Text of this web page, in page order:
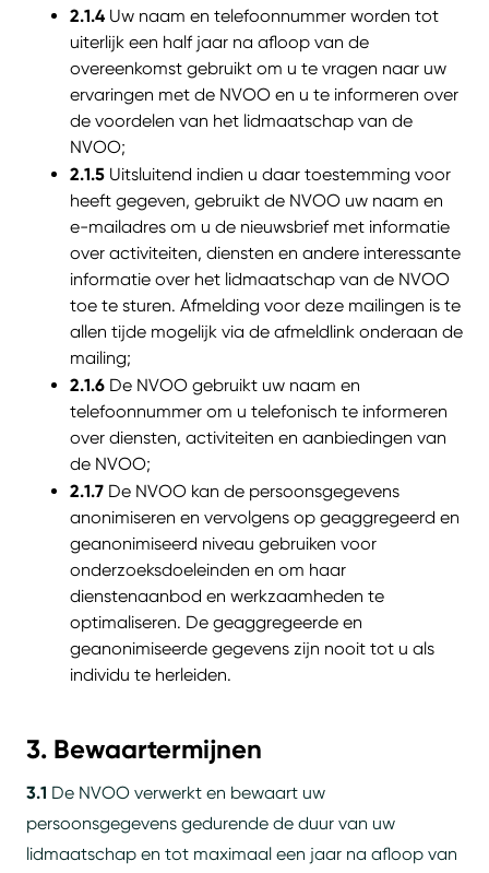
2.1.4 Uw naam en telefoonnummer worden tot
uiterlijk een half jaar na afloop van de
overeenkomst gebruikt om u te vragen naar uw
ervaringen met de NVOO en u te informeren over
de voordelen van het lidmaatschap van de
NVOO;
2.1.5 Uitsluitend indien u daar toestemming voor
heeft gegeven, gebruikt de NVOO uw naam en
e-mailadres om u de nieuwsbrief met informatie
over activiteiten, diensten en andere interessante
informatie over het lidmaatschap van de NVOO
toe te sturen. Afmelding voor deze mailingen is te
allen tijde mogelijk via de afmeldlink onderaan de
mailing;
2.1.6 De NVOO gebruikt uw naam en
telefoonnummer om u telefonisch te informeren
over diensten, activiteiten en aanbiedingen van
de NVOO;
2.1.7 De NVOO kan de persoonsgegevens
anonimiseren en vervolgens op geaggregeerd en
geanonimiseerd niveau gebruiken voor
onderzoeksdoeleinden en om haar
dienstenaanbod en werkzaamheden te
optimaliseren. De geaggregeerde en
geanonimiseerde gegevens zijn nooit tot u als
individu te herleiden.
3. Bewaartermijnen
3.1 De NVOO verwerkt en bewaart uw
persoonsgegevens gedurende de duur van uw
lidmaatschap en tot maximaal een jaar na afloop van